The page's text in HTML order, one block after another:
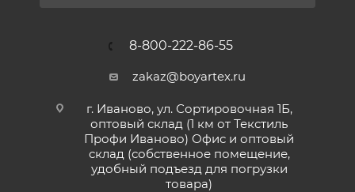
8-800-222-86-55
zakaz@boyartex.ru
г. Иваново, ул. Сортировочная 1Б,
оптовый склад (1 км от Текстиль
Профи Иваново) Офис и оптовый
склад (собственное помещение,
удобный подъезд для погрузки
товара)